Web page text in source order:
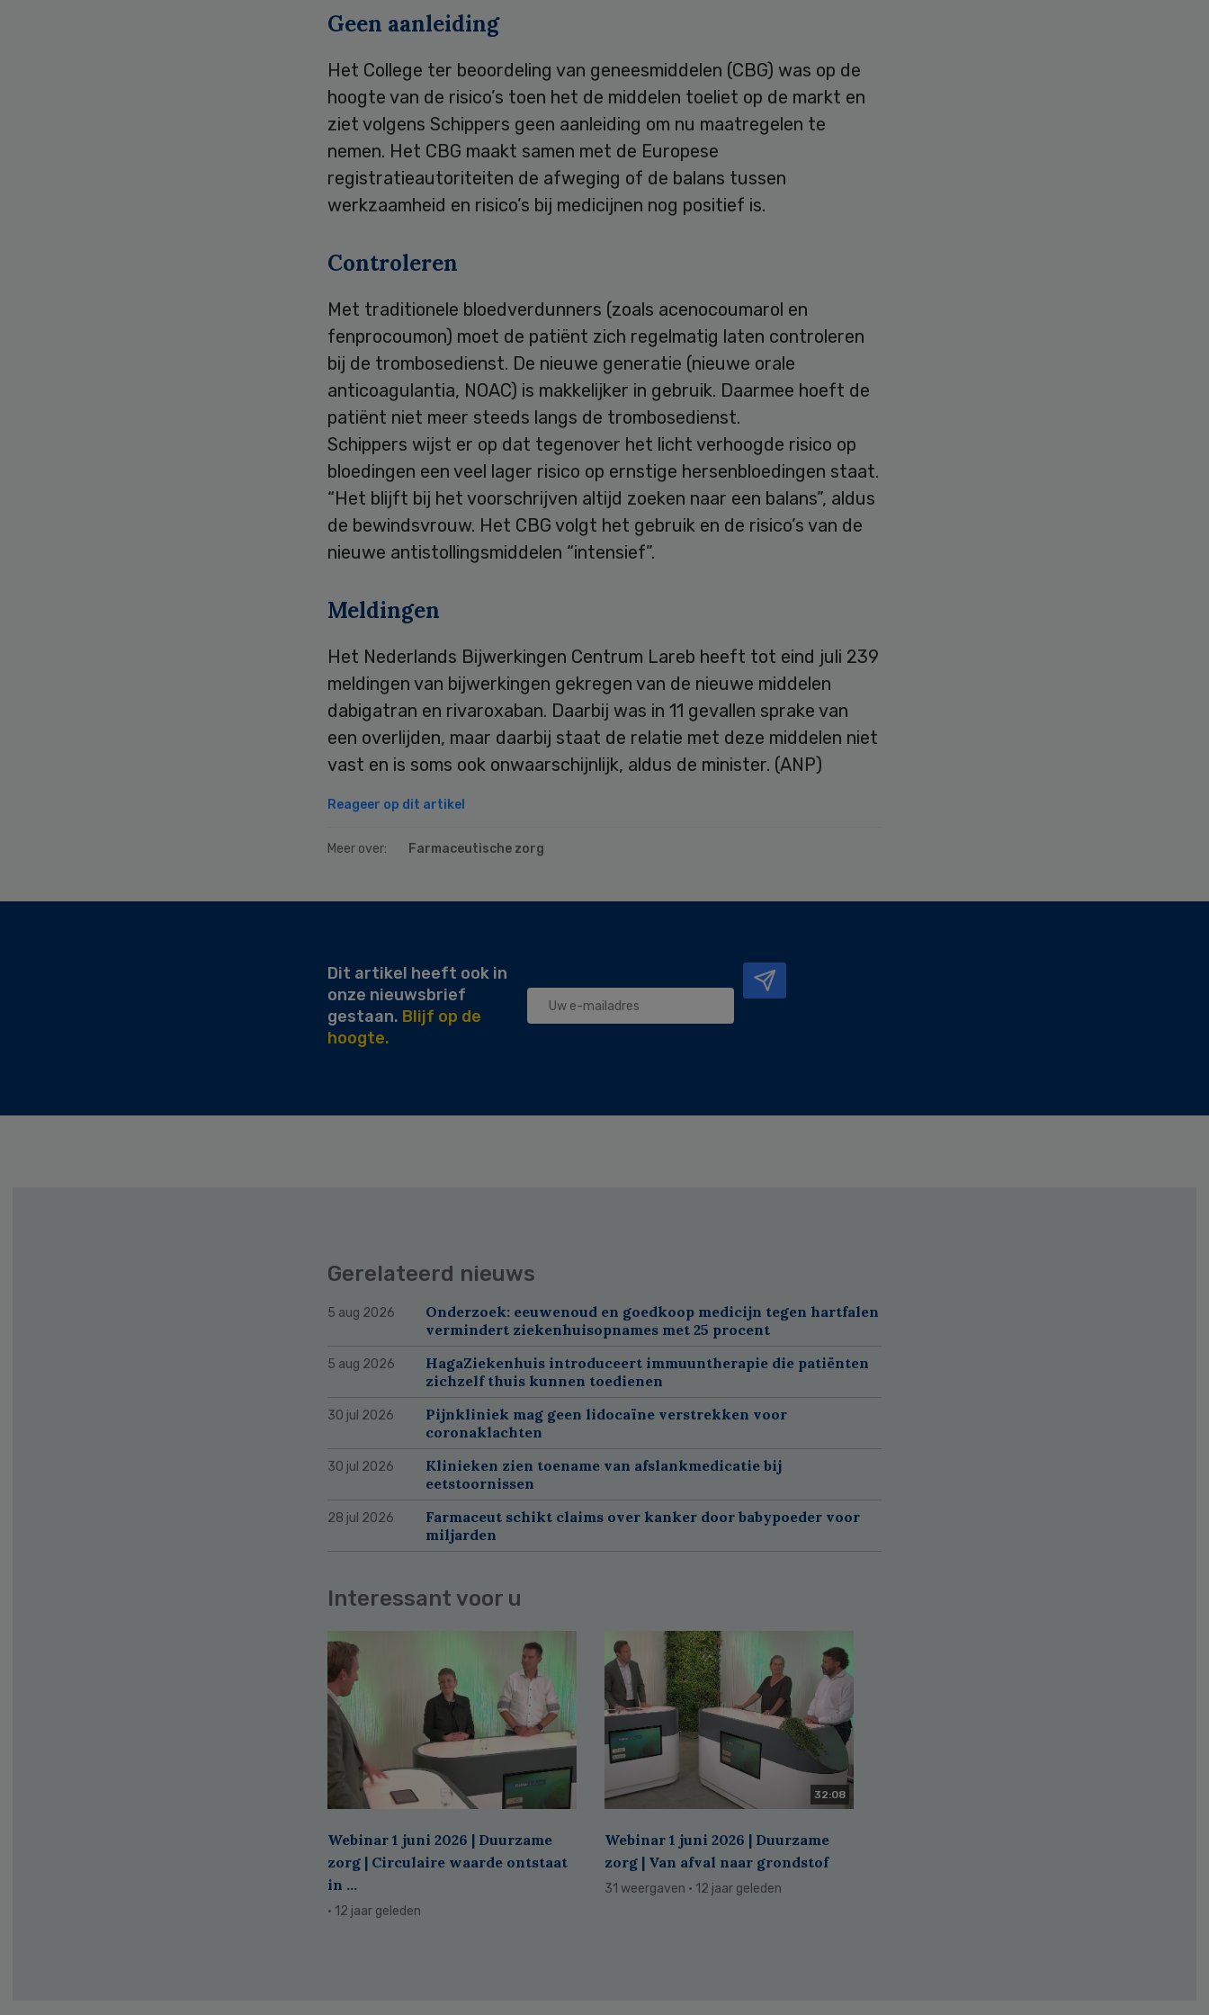
Geen aanleiding
Het College ter beoordeling van geneesmiddelen (CBG) was op de
hoogte van de risico’s toen het de middelen toeliet op de markt en
ziet volgens Schippers geen aanleiding om nu maatregelen te
nemen. Het CBG maakt samen met de Europese
registratieautoriteiten de afweging of de balans tussen
werkzaamheid en risico’s bij medicijnen nog positief is.
Controleren
Met traditionele bloedverdunners (zoals acenocoumarol en
fenprocoumon) moet de patiënt zich regelmatig laten controleren
bij de trombosedienst. De nieuwe generatie (nieuwe orale
anticoagulantia, NOAC) is makkelijker in gebruik. Daarmee hoeft de
patiënt niet meer steeds langs de trombosedienst.
Schippers wijst er op dat tegenover het licht verhoogde risico op
bloedingen een veel lager risico op ernstige hersenbloedingen staat.
“Het blijft bij het voorschrijven altijd zoeken naar een balans”, aldus
de bewindsvrouw. Het CBG volgt het gebruik en de risico’s van de
nieuwe antistollingsmiddelen “intensief”.
Meldingen
Het Nederlands Bijwerkingen Centrum Lareb heeft tot eind juli 239
meldingen van bijwerkingen gekregen van de nieuwe middelen
dabigatran en rivaroxaban. Daarbij was in 11 gevallen sprake van
een overlijden, maar daarbij staat de relatie met deze middelen niet
vast en is soms ook onwaarschijnlijk, aldus de minister. (ANP)
Reageer op dit artikel
Meer over: Farmaceutische zorg
Secondary
Dit artikel heeft ook in
onze nieuwsbrief
gestaan. Blijf op de
hoogte.
Gerelateerd nieuws
5 aug 2026
Onderzoek: eeuwenoud en goedkoop medicijn tegen hartfalen
vermindert ziekenhuisopnames met 25 procent
5 aug 2026
HagaZiekenhuis introduceert immuuntherapie die patiënten
zichzelf thuis kunnen toedienen
30 jul 2026
Pijnkliniek mag geen lidocaïne verstrekken voor
coronaklachten
30 jul 2026
Klinieken zien toename van afslankmedicatie bij
eetstoornissen
28 jul 2026
Farmaceut schikt claims over kanker door babypoeder voor
miljarden
Interessant voor u
Webinar 1 juni 2026 | Duurzame
zorg | Circulaire waarde ontstaat
in ...
· 12 jaar geleden
32:08
Webinar 1 juni 2026 | Duurzame
zorg | Van afval naar grondstof
31 weergaven · 12 jaar geleden